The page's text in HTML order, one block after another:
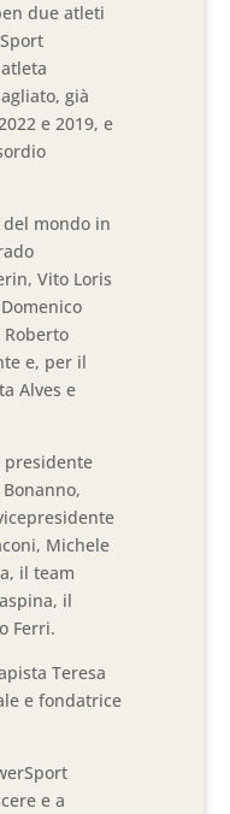
due atleti
già
e 2019, e
mondo in
Vito Loris
Roberto
e, per il
Alves e
presidente
Michele
il team
il
Ferri.
Teresa
e fondatrice
e a